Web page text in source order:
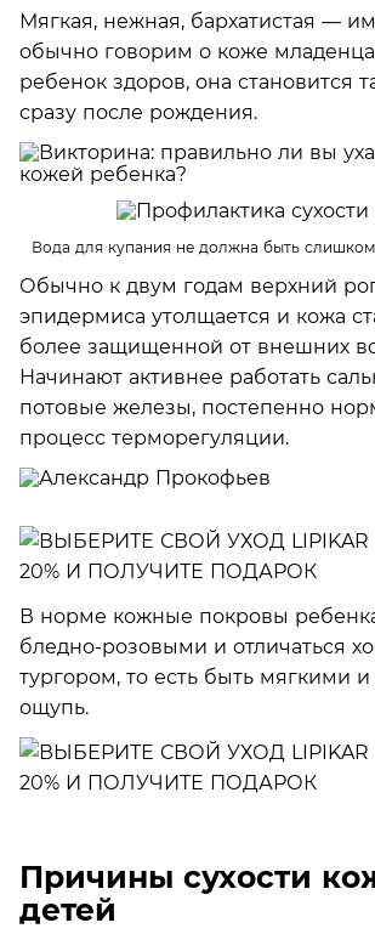
Мягкая, нежная, бархатистая —
обычно говорим о коже
ребенок здоров, она становится
сразу после рождения.
Вода для купания не должна быть слишком
Обычно к двум годам верхний
эпидермиса утолщается и кожа
более защищенной от внешних
Начинают активнее работать
потовые железы, постепенно
процесс терморегуляции.
В норме кожные покровы
бледно-розовыми и отличаться
тургором, то есть быть мягкими
ощупь.
Причины сухости
детей